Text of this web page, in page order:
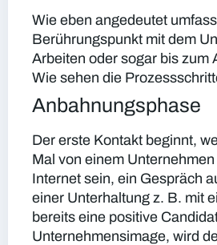
Wie eben angedeutet
Berührungspunkt mit dem
Arbeiten oder sogar bis zum
Wie sehen die
Anbahnungsphase
Der erste Kontakt beginnt,
Mal von einem
Internet sein, ein Gespräch
einer Unterhaltung z. B. mit
bereits eine positive
Unternehmensimage, wird